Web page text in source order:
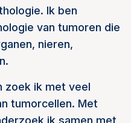
Ik ben
van tumoren die
nieren,
zoek ik met veel
tumorcellen. Met
ik samen met